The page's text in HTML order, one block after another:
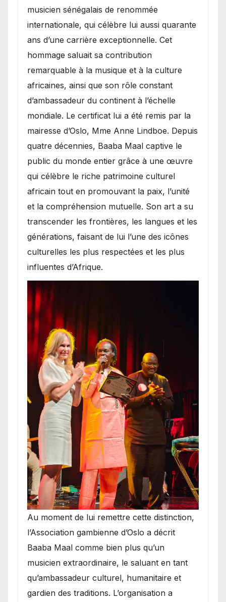
musicien sénégalais de renommée
internationale, qui célèbre lui aussi quarante
ans d’une carrière exceptionnelle. Cet
hommage saluait sa contribution
remarquable à la musique et à la culture
africaines, ainsi que son rôle constant
d’ambassadeur du continent à l’échelle
mondiale. Le certificat lui a été remis par la
mairesse d’Oslo, Mme Anne Lindboe. Depuis
quatre décennies, Baaba Maal captive le
public du monde entier grâce à une œuvre
qui célèbre le riche patrimoine culturel
africain tout en promouvant la paix, l’unité
et la compréhension mutuelle. Son art a su
transcender les frontières, les langues et les
générations, faisant de lui l’une des icônes
culturelles les plus respectées et les plus
influentes d’Afrique.
​Au moment de lui remettre cette distinction,
l’Association gambienne d’Oslo a décrit
Baaba Maal comme bien plus qu’un
musicien extraordinaire, le saluant en tant
qu’ambassadeur culturel, humanitaire et
gardien des traditions. L’organisation a